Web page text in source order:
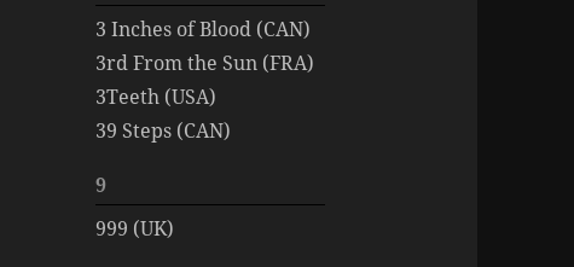
3 Inches of Blood (CAN)
3rd From the Sun (FRA)
3Teeth (USA)
39 Steps (CAN)
9
999 (UK)